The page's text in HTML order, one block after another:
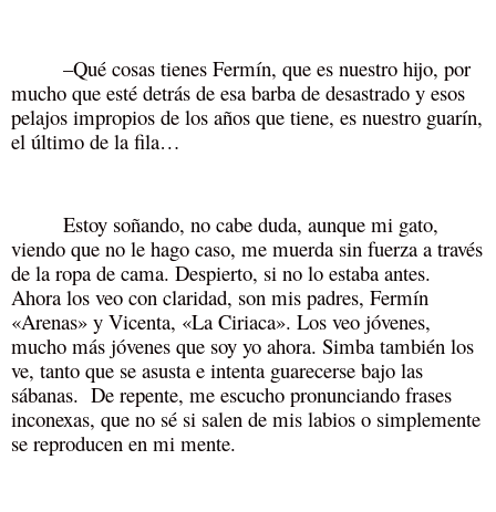
–Qué cosas tienes Fermín, que es nuestro hijo, por
mucho que esté detrás de esa barba de desastrado y esos
pelajos impropios de los años que tiene, es nuestro guarín,
el último de la fila…
Estoy soñando, no cabe duda, aunque mi gato,
viendo que no le hago caso, me muerda sin fuerza a través
de la ropa de cama. Despierto, si no lo estaba antes.
Ahora los veo con claridad, son mis padres, Fermín
«Arenas» y Vicenta, «La Ciriaca». Los veo jóvenes,
mucho más jóvenes que soy yo ahora. Simba también los
ve, tanto que se asusta e intenta guarecerse bajo las
sábanas. De repente, me escucho pronunciando frases
inconexas, que no sé si salen de mis labios o simplemente
se reproducen en mi mente.